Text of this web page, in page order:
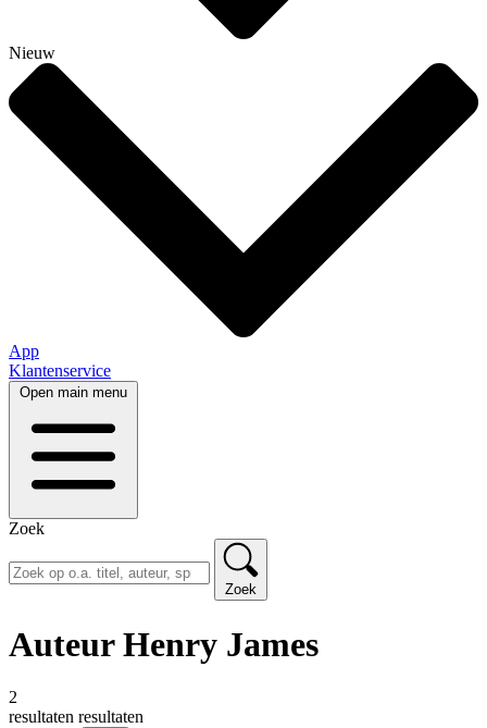
Nieuw
App
Klantenservice
Open main menu
Zoek
Zoek
Auteur Henry James
2
resultaten resultaten